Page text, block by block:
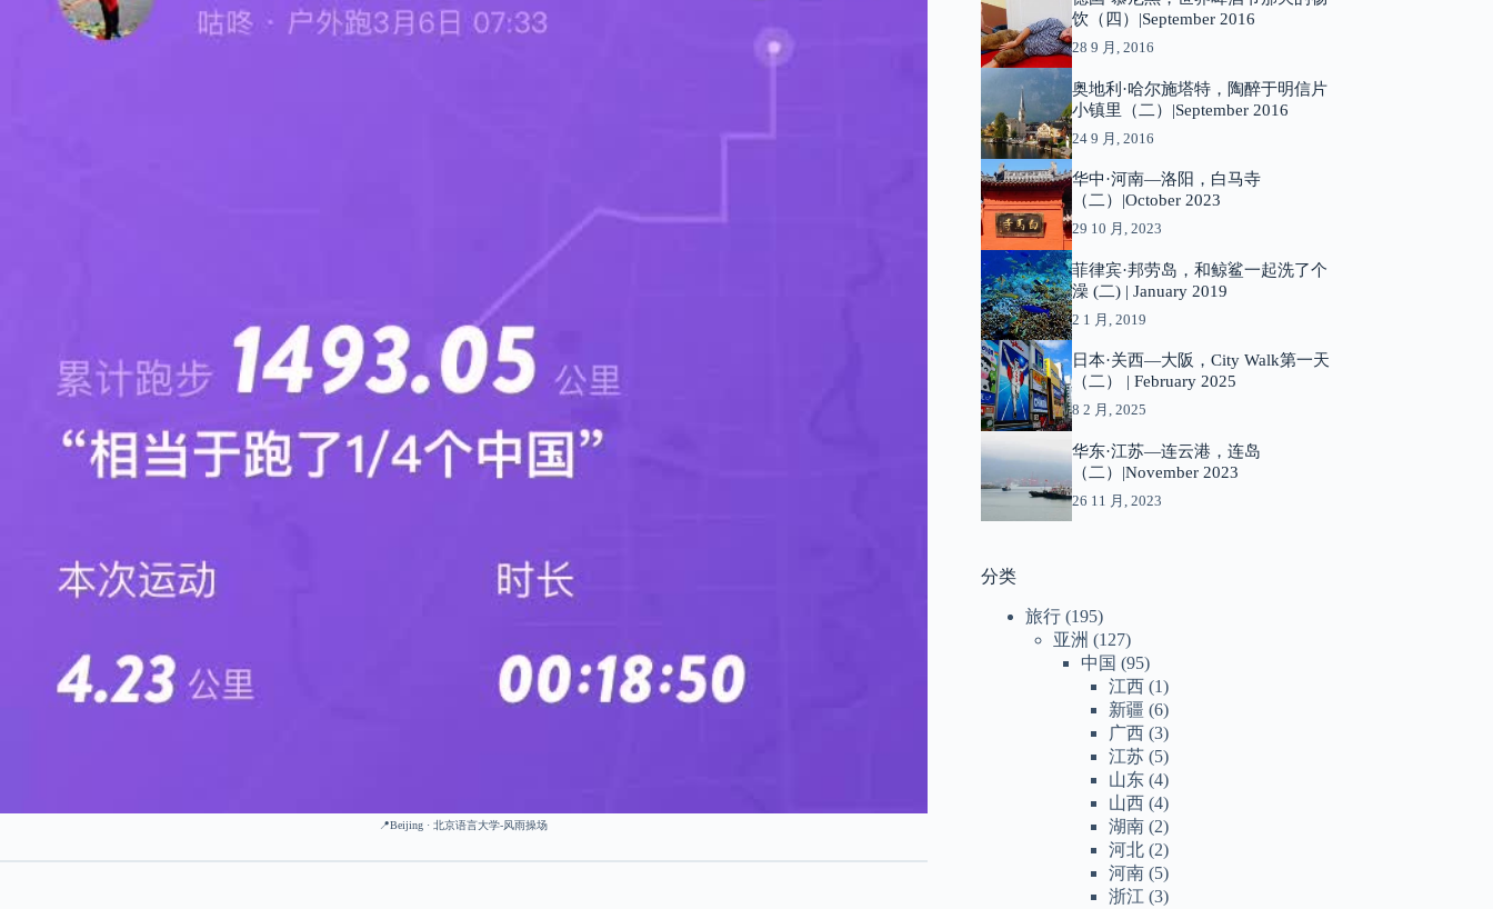
📍Beijing · 北京语言大学-风雨操场
饮（四）|September 2016
28 9 月, 2016
奥地利·哈尔施塔特，陶醉于明信片
小镇里（二）|September 2016
24 9 月, 2016
华中·河南—洛阳，白马寺
（二）|October 2023
29 10 月, 2023
菲律宾·邦劳岛，和鲸鲨一起洗了个
澡 (二) | January 2019
2 1 月, 2019
日本·关西—大阪，City Walk第一天
（二） | February 2025
8 2 月, 2025
华东·江苏—连云港，连岛
（二）|November 2023
26 11 月, 2023
分类
旅行 (195)
亚洲 (127)
中国 (95)
江西 (1)
新疆 (6)
广西 (3)
江苏 (5)
山东 (4)
山西 (4)
湖南 (2)
河北 (2)
河南 (5)
浙江 (3)